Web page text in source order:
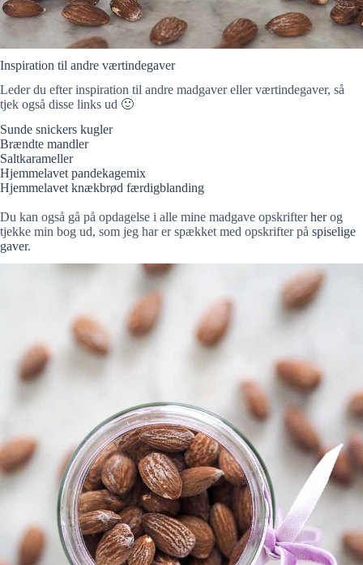
Inspiration til andre værtindegaver
Leder du efter inspiration til andre madgaver eller værtindegaver, så
tjek også disse links ud 🙂
Sunde snickers kugler
Brændte mandler
Saltkarameller
Hjemmelavet pandekagemix
Hjemmelavet knækbrød færdigblanding
Du kan også gå på opdagelse i alle mine madgave opskrifterherog
tjekke min bog ud, som jeg har er spækket med opskrifter på spiselige
gaver.